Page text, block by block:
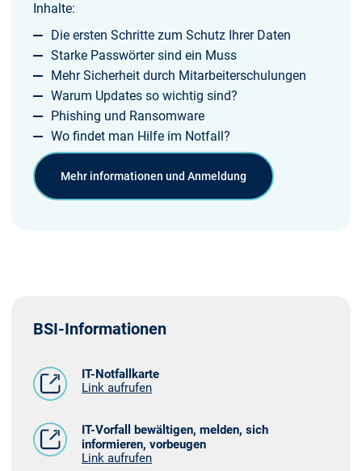
Inhalte:
Die ersten Schritte zum Schutz Ihrer Daten
Starke Passwörter sind ein Muss
Mehr Sicherheit durch Mitarbeiterschulungen
Warum Updates so wichtig sind?
Phishing und Ransomware
Wo findet man Hilfe im Notfall?
Mehr informationen und Anmeldung
BSI-Informationen
IT-Notfallkarte
Link aufrufen
IT-Vorfall bewältigen, melden, sich
informieren, vorbeugen
Link aufrufen